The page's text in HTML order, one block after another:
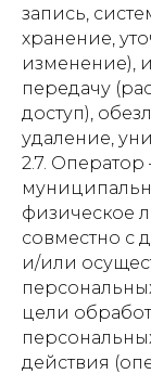
запись,
хранение,
изменение),
передачу
доступ),
удаление,
2.7.
физическое
совместно с
и/или
цели
действия